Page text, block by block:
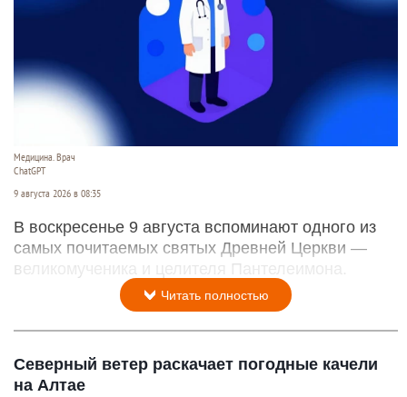
Медицина. Врач
ChatGPT
9 августа 2026 в 08:35
В воскресенье 9 августа вспоминают одного из
самых почитаемых святых Древней Церкви —
великомученика и целителя Пантелеимона.
Читать полностью
Северный ветер раскачает погодные качели
на Алтае